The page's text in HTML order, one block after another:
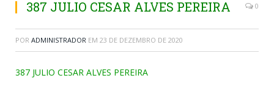
387 JULIO CESAR ALVES PEREIRA 0
POR ADMINISTRADOR EM 23 DE DEZEMBRO DE 2020
387 JULIO CESAR ALVES PEREIRA